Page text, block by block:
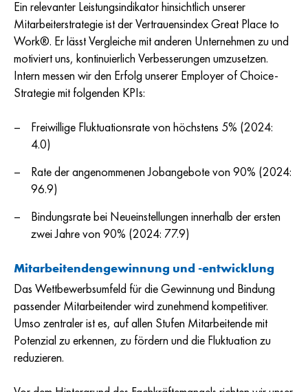
Ein relevanter Leistungsindikator hinsichtlich unserer
Mitarbeiterstrategie ist der Vertrauensindex Great Place to
Work®. Er lässt Vergleiche mit anderen Unternehmen zu und
motiviert uns, kontinuierlich Verbesserungen umzusetzen.
Intern messen wir den Erfolg unserer Employer of Choice-
Strategie mit folgenden KPIs:
Freiwillige Fluktuationsrate von höchstens 5% (2024:
4.0)
Rate der angenommenen Jobangebote von 90% (2024:
96.9)
Bindungsrate bei Neueinstellungen innerhalb der ersten
zwei Jahre von 90% (2024: 77.9)
Mitarbeitendengewinnung und -entwicklung
Das Wettbewerbsumfeld für die Gewinnung und Bindung
passender Mitarbeitender wird zunehmend kompetitiver.
Umso zentraler ist es, auf allen Stufen Mitarbeitende mit
Potenzial zu erkennen, zu fördern und die Fluktuation zu
reduzieren.